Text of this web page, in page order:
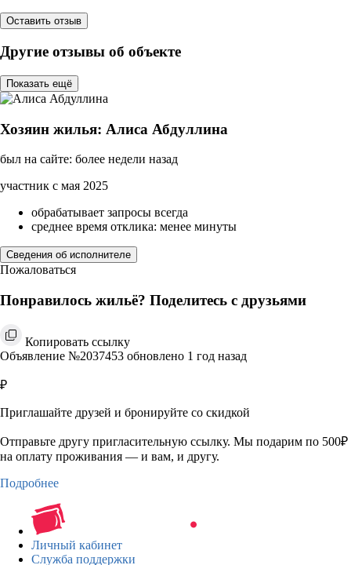
Оставить отзыв
Другие отзывы об объекте
Показать ещё
Хозяин жилья: Алиса Абдуллина
был на сайте: более недели назад
участник с мая 2025
обрабатывает запросы всегда
среднее время отклика: менее минуты
Сведения об исполнителе
Пожаловаться
Понравилось жильё? Поделитесь с друзьями
Копировать ссылку
Объявление №2037453 обновлено 1 год назад
₽
Приглашайте друзей и бронируйте со скидкой
Отправьте другу пригласительную ссылку. Мы подарим по 500₽
на оплату проживания — и вам, и другу.
Подробнее
Личный кабинет
Служба поддержки